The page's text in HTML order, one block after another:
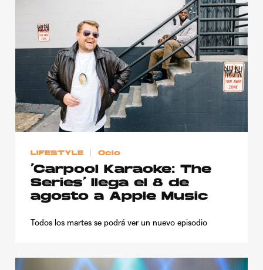
LIFESTYLE Ocio
‘Carpool Karaoke: The
Series’ llega el 8 de
agosto a Apple Music
Todos los martes se podrá ver un nuevo episodio